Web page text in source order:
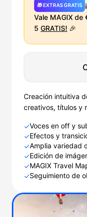
🎁 EXTRAS GRATIS
Vale MAGIX de
5 GRATIS! 🎉
Creación intuitiva
creativos, títulos y
✓Voces en off y
✓Efectos y
✓Amplia variedad
✓Edición de
✓MAGIX Travel
✓Seguimiento de